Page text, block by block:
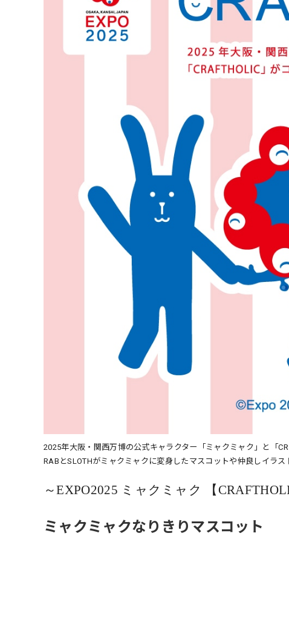
2025年大阪・関西万博の公式キャラクター「ミャクミャク」と「
RABとSLOTHがミャクミャクに変身したマスコットや仲良しイラ
～EXPO2025 ミャクミャク 【
ミャクミャクなりきりマスコット